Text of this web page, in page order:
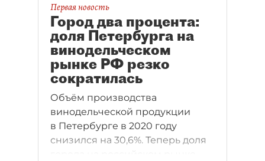
Первая новость
Город два процента:
доля Петербурга на
винодельческом
рынке РФ резко
сократилась
Объём производства
винодельческой продукции
в Петербурге в 2020 году
снизился на 30,6%. Теперь доля